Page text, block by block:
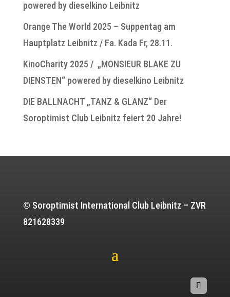
powered by dieselkino Leibnitz
Orange The World 2025 – Suppentag am
Hauptplatz Leibnitz / Fa. Kada Fr, 28.11.
KinoCharity 2025 / „MONSIEUR BLAKE ZU
DIENSTEN“ powered by dieselkino Leibnitz
DIE BALLNACHT „TANZ & GLANZ“ Der
Soroptimist Club Leibnitz feiert 20 Jahre!
© Soroptimist International Club Leibnitz – ZVR
821628339